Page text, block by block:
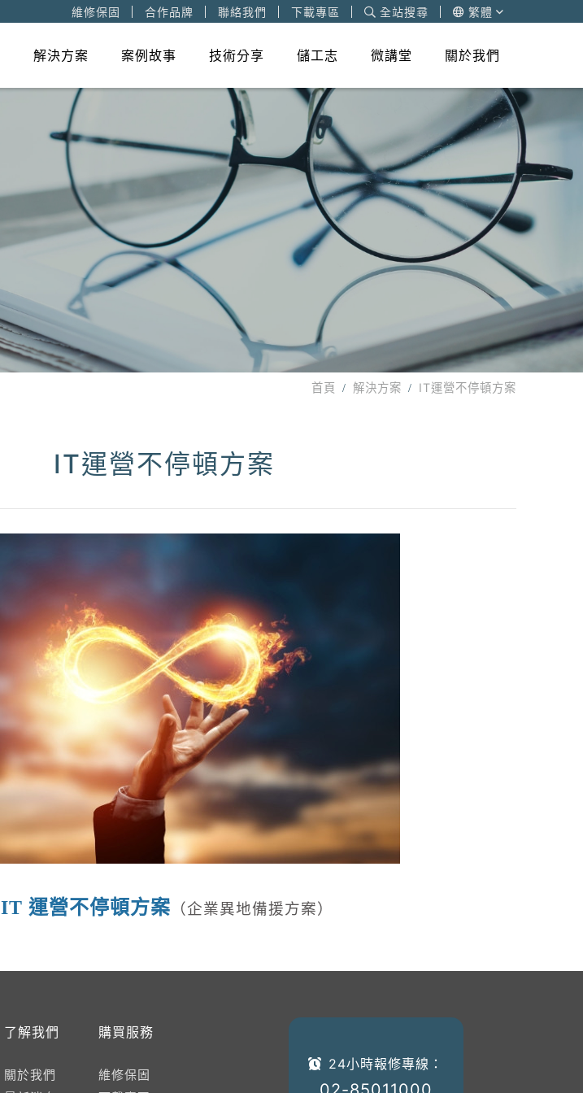
維修保固 合作品牌 聯絡我們 下載專區 全站搜尋 繁體
解決方案 案例故事 技術分享 儲工志 微講堂 關於我們
首頁 解決方案 IT運營不停頓方案
IT運營不停頓方案
IT 運營不停頓方案 （企業異地備援方案）
了解我們
關於我們
購買服務
維修保固
24小時報修專線：